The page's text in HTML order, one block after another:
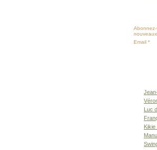
Email
Luc